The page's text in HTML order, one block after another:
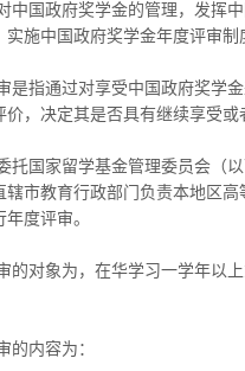
中国政府奖学金的管理，发挥
实施中国政府奖学金年度评审制
是指通过对享受中国政府奖学
价，决定其是否具有继续享受或
托国家留学基金管理委员会（
辖市教育行政部门负责本地区
度评审。
的对象为，在华学习一学年以
的内容为：